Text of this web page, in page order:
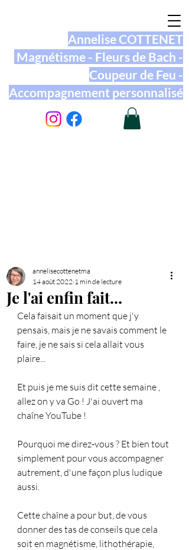
Annelise COTTENET
Magnétisme - Fleurs de Bach -
Coupeur de Feu -
Accompagnement personnalisé
Je l'ai enfin fait...
annelisecottenetma
14 août 2022 1 min de lecture
Cela faisait un moment que j'y
pensais, mais je ne savais comment le
faire, je ne sais si cela allait vous
plaire...
Et puis je me suis dit cette semaine ,
allez on y va Go ! J'ai ouvert ma
chaîne YouTube !
Pourquoi me direz-vous ? Et bien tout
simplement pour vous accompagner
autrement, d'une façon plus ludique
aussi.
Cette chaîne a pour but, de vous
donner des tas de conseils que cela
soit en magnétisme, lithothérapie,